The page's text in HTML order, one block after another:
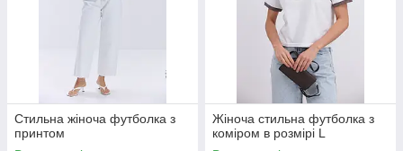
Стильна жіноча футболка з
принтом
Жіноча стильна футболка з
коміром в розмірі L